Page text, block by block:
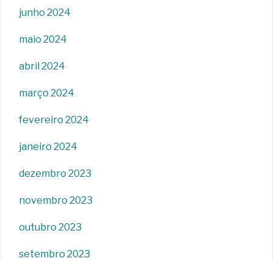
junho 2024
maio 2024
abril 2024
março 2024
fevereiro 2024
janeiro 2024
dezembro 2023
novembro 2023
outubro 2023
setembro 2023